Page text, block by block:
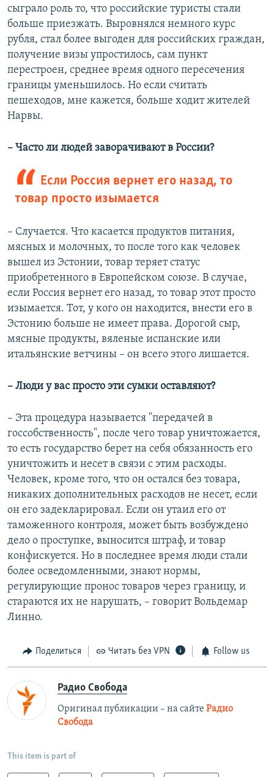
сыграло роль то, что российские туристы стали
больше приезжать. Выровнялся немного курс
рубля, стал более выгоден для российских граждан,
получение визы упростилось, сам пункт
перестроен, среднее время одного пересечения
границы уменьшилось. Но если считать
пешеходов, мне кажется, больше ходит жителей
Нарвы.
– Часто ли людей заворачивают в России?
Если Россия вернет его назад, то
товар просто изымается
– Случается. Что касается продуктов питания,
мясных и молочных, то после того как человек
вышел из Эстонии, товар теряет статус
приобретенного в Европейском союзе. В случае,
если Россия вернет его назад, то товар этот просто
изымается. Тот, у кого он находится, внести его в
Эстонию больше не имеет права. Дорогой сыр,
мясные продукты, вяленые испанские или
итальянские ветчины – он всего этого лишается.
– Люди у вас просто эти сумки оставляют?
– Эта процедура называется "передачей в
госсобственность", после чего товар уничтожается,
то есть государство берет на себя обязанность его
уничтожить и несет в связи с этим расходы.
Человек, кроме того, что он остался без товара,
никаких дополнительных расходов не несет, если
он его задекларировал. Если он утаил его от
таможенного контроля, может быть возбуждено
дело о проступке, выносится штраф, и товар
конфискуется. Но в последнее время люди стали
более осведомленными, знают нормы,
регулирующие пронос товаров через границу, и
стараются их не нарушать, – говорит Вольдемар
Линно.
Поделиться Читать без VPN Follow us
Радио Свобода
Оригинал публикации – на сайте Радио
Свобода
This item is part of